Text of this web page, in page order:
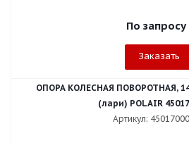
По запросу
Заказать
ОПОРА КОЛЕСНАЯ ПОВОРОТНАЯ,
(лари) POLAIR
Артикул: